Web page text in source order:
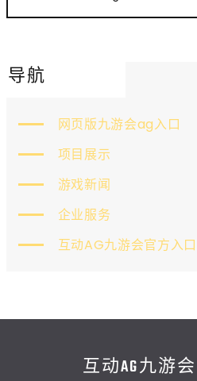
导航
网页版九游会ag入口
项目展示
游戏新闻
企业服务
互动AG九游会官方入口
互动AG九游